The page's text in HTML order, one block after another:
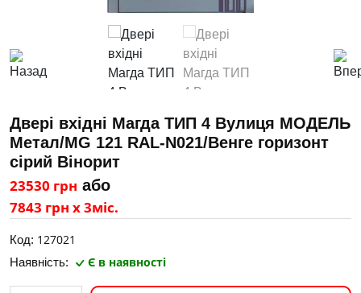
Двері вхідні Магда ТИП 4 Вулиця МОДЕЛЬ
Метал/MG 121 RAL-N021/Венге горизонт
сірий Вінорит
23530 грн або
7843 грн х 3міс.
Код: 127021
Наявність: Є в наявності